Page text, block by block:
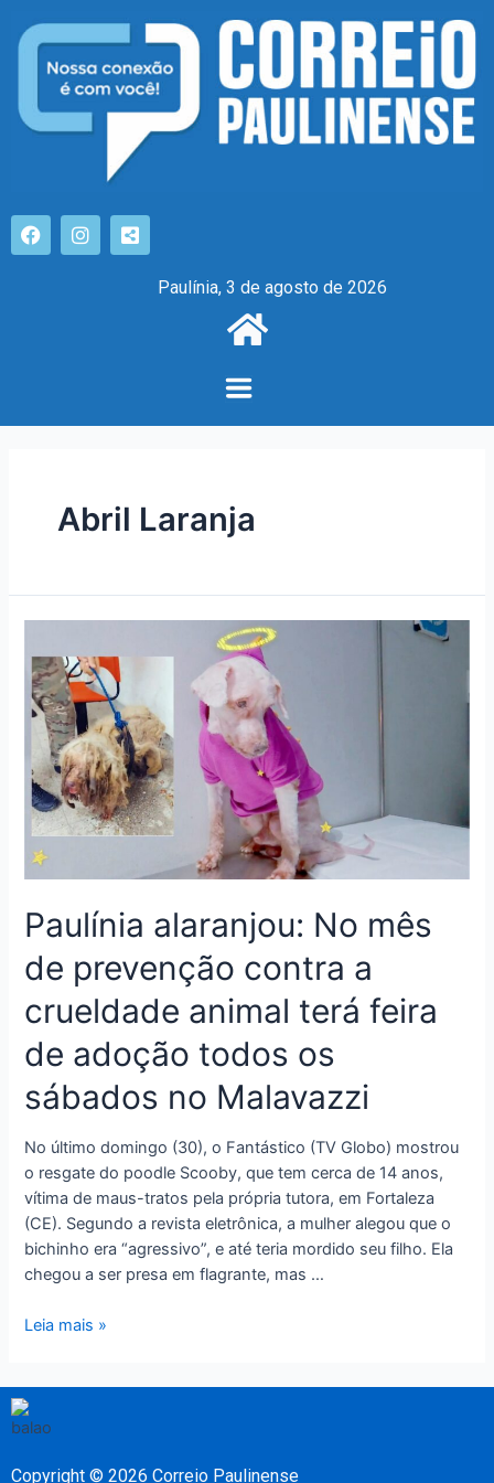
Paulínia, 3 de agosto de 2026
Abril Laranja
Paulínia alaranjou: No mês
de prevenção contra a
crueldade animal terá feira
de adoção todos os
sábados no Malavazzi
No último domingo (30), o Fantástico (TV Globo) mostrou
o resgate do poodle Scooby, que tem cerca de 14 anos,
vítima de maus-tratos pela própria tutora, em Fortaleza
(CE). Segundo a revista eletrônica, a mulher alegou que o
bichinho era “agressivo”, e até teria mordido seu filho. Ela
chegou a ser presa em flagrante, mas …
Leia mais »
Copyright © 2026 Correio Paulinense